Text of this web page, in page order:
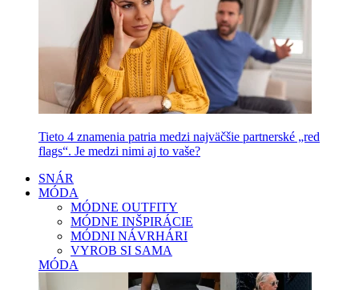
Tieto 4 znamenia patria medzi najväčšie partnerské „red
flags“. Je medzi nimi aj to vaše?
SNÁR
MÓDA
MÓDNE OUTFITY
MÓDNE INŠPIRÁCIE
MÓDNI NÁVRHÁRI
VYROB SI SAMA
MÓDA